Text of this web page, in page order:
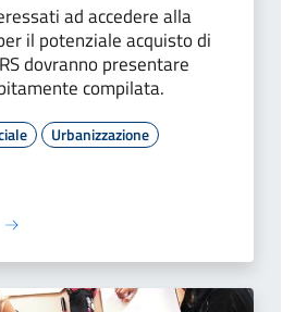
ad accedere alla
il potenziale acquisto di
dovranno presentare
compilata.
Urbanizzazione